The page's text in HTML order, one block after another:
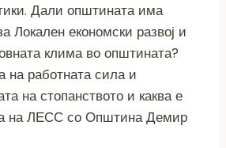
Дали општината има
Локален економски развој и
клима во општината?
на работната сила и
на стопанството и каква е
на ЛЕСС со Општина Демир